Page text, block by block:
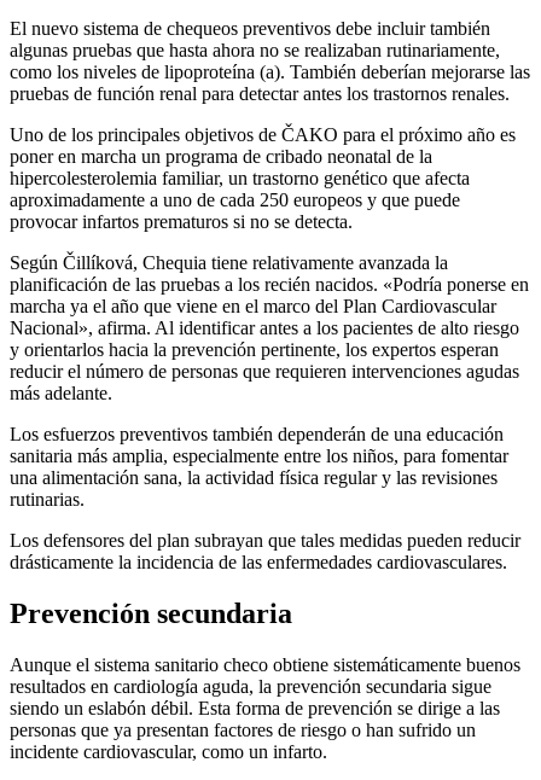
El nuevo sistema de chequeos preventivos debe incluir también
algunas pruebas que hasta ahora no se realizaban rutinariamente,
como los niveles de lipoproteína (a). También deberían mejorarse las
pruebas de función renal para detectar antes los trastornos renales.
Uno de los principales objetivos de ČAKO para el próximo año es
poner en marcha un programa de cribado neonatal de la
hipercolesterolemia familiar, un trastorno genético que afecta
aproximadamente a uno de cada 250 europeos y que puede
provocar infartos prematuros si no se detecta.
Según Čillíková, Chequia tiene relativamente avanzada la
planificación de las pruebas a los recién nacidos. «Podría ponerse en
marcha ya el año que viene en el marco del Plan Cardiovascular
Nacional», afirma. Al identificar antes a los pacientes de alto riesgo
y orientarlos hacia la prevención pertinente, los expertos esperan
reducir el número de personas que requieren intervenciones agudas
más adelante.
Los esfuerzos preventivos también dependerán de una educación
sanitaria más amplia, especialmente entre los niños, para fomentar
una alimentación sana, la actividad física regular y las revisiones
rutinarias.
Los defensores del plan subrayan que tales medidas pueden reducir
drásticamente la incidencia de las enfermedades cardiovasculares.
Prevención secundaria
Aunque el sistema sanitario checo obtiene sistemáticamente buenos
resultados en cardiología aguda, la prevención secundaria sigue
siendo un eslabón débil. Esta forma de prevención se dirige a las
personas que ya presentan factores de riesgo o han sufrido un
incidente cardiovascular, como un infarto.